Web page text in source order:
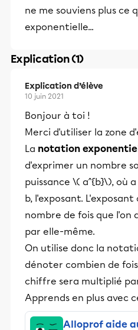
ne me souviens plus ce
exponentielle...
Explication (1)
Explication d’élève
10 juin 2021
Bonjour à toi !
Merci d'utiliser la zone
La notation
d'exprimer un nombre
puissance \( a^{b}\), où
b, l'exposant.
nombre de fois que l'on
par elle-même.
On utilise donc la
dénoter combien de
chiffre sera multiplié
Apprends en plus avec
Alloprof aide